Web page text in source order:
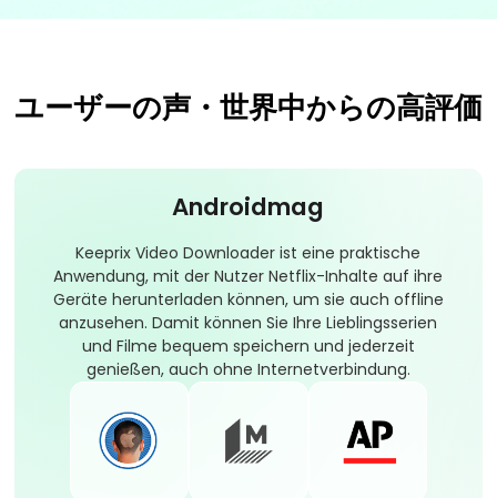
ユーザーの声・世界中からの高評価
Androidmag
Keeprix Video Downloader ist eine praktische
Anwendung, mit der Nutzer Netflix-Inhalte auf ihre
Geräte herunterladen können, um sie auch offline
anzusehen. Damit können Sie Ihre Lieblingsserien
und Filme bequem speichern und jederzeit
genießen, auch ohne Internetverbindung.